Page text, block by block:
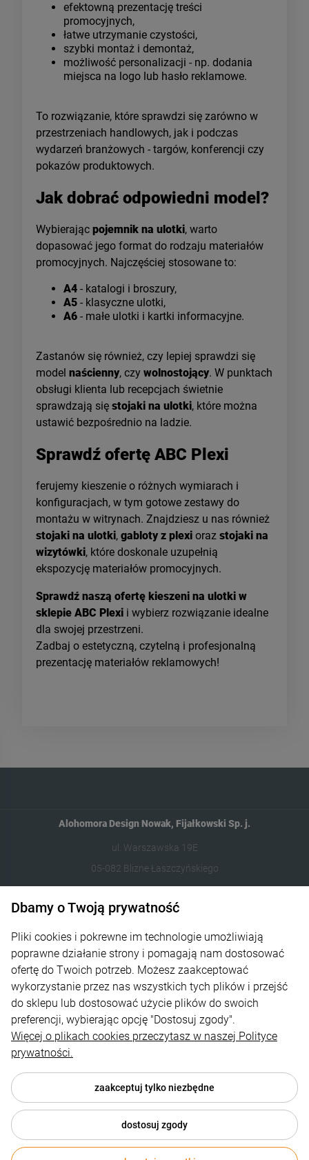
efektowną prezentację treści
promocyjnych,
łatwe utrzymanie czystości,
szybki montaż i demontaż,
możliwość personalizacji - np. dodania
miejsca na logo lub hasło reklamowe.
To rozwiązanie, które sprawdzi się zarówno w
przestrzeniach handlowych, jak i podczas
wydarzeń branżowych - targów, konferencji czy
pokazów produktowych.
Jak dobrać odpowiedni model?
Wybierając pojemnik na ulotki, warto
dopasować jego format do rodzaju materiałów
promocyjnych. Najczęściej stosowane to:
A4 - katalogi i broszury,
A5 - klasyczne ulotki,
A6 - małe ulotki i kartki informacyjne.
Zastanów się również, czy lepiej sprawdzi się
model naścienny, czy wolnostojący. W punktach
obsługi klienta lub recepcjach świetnie
sprawdzają się stojaki na ulotki, które można
ustawić bezpośrednio na ladzie.
Sprawdź ofertę ABC Plexi
ferujemy kieszenie o różnych wymiarach i
konfiguracjach, w tym gotowe zestawy do
montażu w witrynach. Znajdziesz u nas również
stojaki na ulotki, gabloty z plexi oraz stojaki na
wizytówki, które doskonale uzupełnią
ekspozycję materiałów promocyjnych.
Sprawdź naszą ofertę kieszeni na ulotki w
sklepie ABC Plexi i wybierz rozwiązanie idealne
dla swojej przestrzeni.
Zadbaj o estetyczną, czytelną i profesjonalną
prezentację materiałów reklamowych!
Alohomora Design Nowak, Fijałkowski Sp. j.
ul. Warszawska 19E
05-082 Blizne Łaszczyńskiego
512 106 162
Pomoc
Moje konto
Płatności i dostawa
O nas
Dbamy o Twoją prywatność
Pliki cookies i pokrewne im technologie umożliwiają
poprawne działanie strony i pomagają nam dostosować
ofertę do Twoich potrzeb. Możesz zaakceptować
wykorzystanie przez nas wszystkich tych plików i przejść
do sklepu lub dostosować użycie plików do swoich
preferencji, wybierając opcję "Dostosuj zgody".
Więcej o plikach cookies przeczytasz w naszej Polityce
prywatności.
zaakceptuj tylko niezbędne
dostosuj zgody